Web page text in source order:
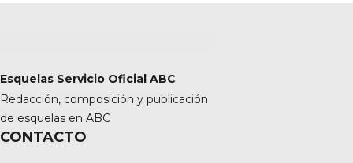
Esquelas Servicio Oficial ABC
Redacción, composición y publicación
de esquelas en ABC
CONTACTO